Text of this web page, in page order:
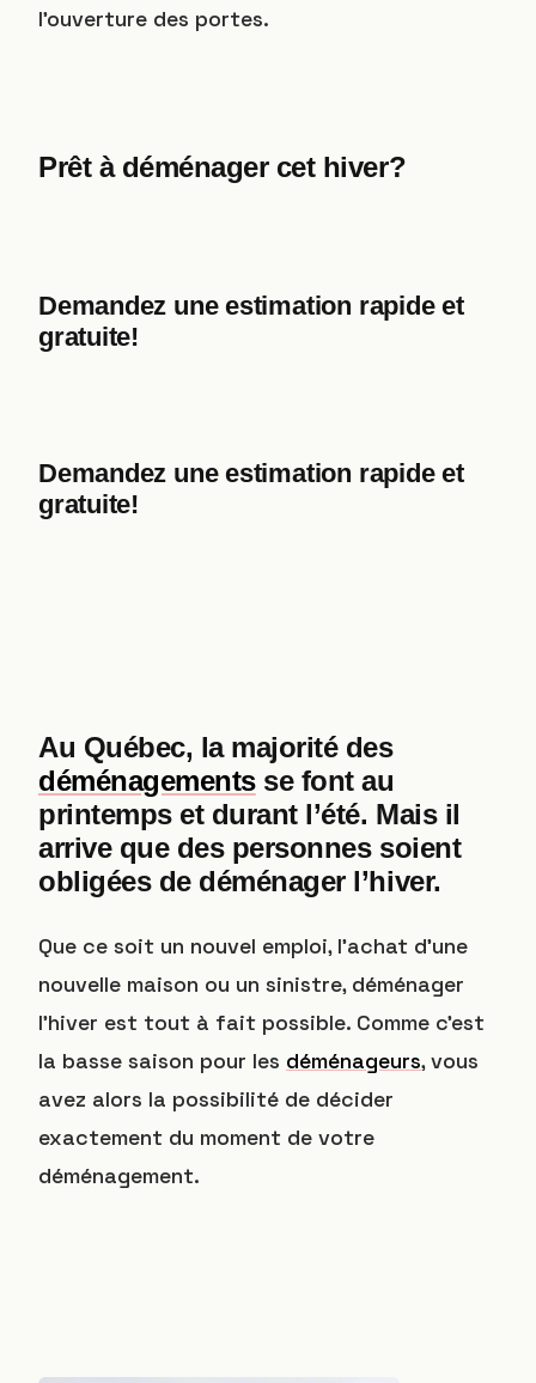
l’ouverture des portes.
Prêt à déménager cet hiver?
Demandez une estimation rapide et
gratuite!
Demandez une estimation rapide et
gratuite!
Au Québec, la majorité des
déménagementsse font au
printemps et durant l’été. Mais il
arrive que des personnes soient
obligées de déménager l’hiver.
Que ce soit un nouvel emploi, l’achat d’une
nouvelle maison ou un sinistre, déménager
l’hiver est tout à fait possible. Comme c’est
la basse saison pour les déménageurs, vous
avez alors la possibilité de décider
exactement du moment de votre
déménagement.